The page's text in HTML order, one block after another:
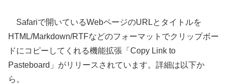
Safariで開いているWebページのURLとタイトルを
HTML/Markdown/RTFなどのフォーマットでクリップボー
ドにコピーしてくれる機能拡張「Copy Link to
Pasteboar‪d‬」がリリースされています。詳細は以下か
ら。